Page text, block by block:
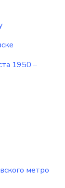
1950 –
метро